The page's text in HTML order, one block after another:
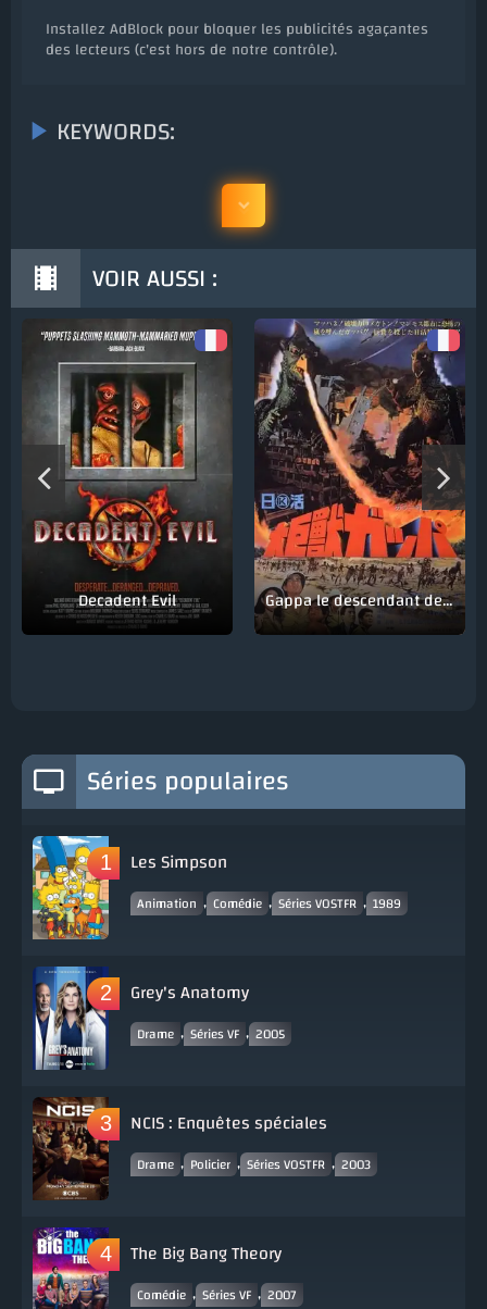
Installez AdBlock pour bloquer les publicités agaçantes
des lecteurs (c'est hors de notre contrôle).
KEYWORDS:
VOIR AUSSI :
Decadent Evil Gappa le descendant de Godzilla
Séries populaires
Les Simpson
Animation , Comédie , Séries VOSTFR , 1989
Grey's Anatomy
Drame , Séries VF , 2005
NCIS : Enquêtes spéciales
Drame , Policier , Séries VOSTFR , 2003
The Big Bang Theory
Comédie , Séries VF , 2007